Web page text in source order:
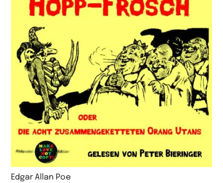
Edgar Allan Poe